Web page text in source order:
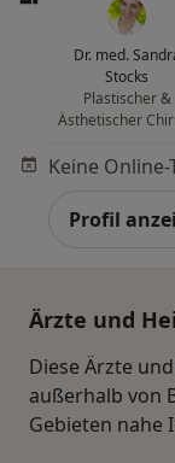
Dr. med.
Stocks
Plastischer &
Ästhetischer
Profil
Ärzte und
Diese Ärzte
außerhalb von
Gebieten nahe